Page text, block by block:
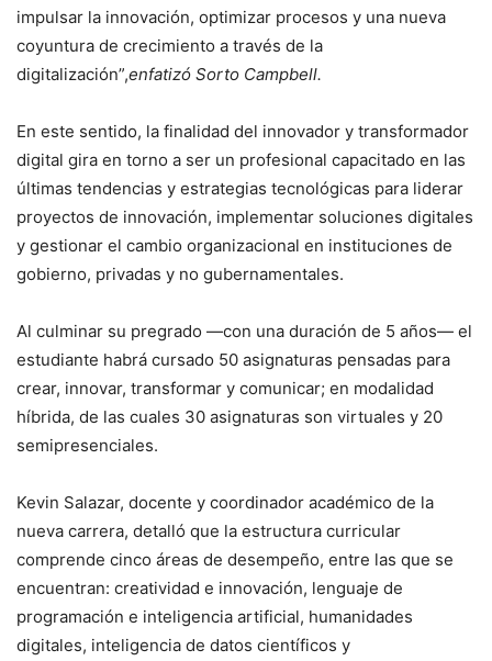
impulsar la innovación, optimizar procesos y una nueva
coyuntura de crecimiento a través de la
digitalización”,enfatizó Sorto Campbell.
En este sentido, la finalidad del innovador y transformador
digital gira en torno a ser un profesional capacitado en las
últimas tendencias y estrategias tecnológicas para liderar
proyectos de innovación, implementar soluciones digitales
y gestionar el cambio organizacional en instituciones de
gobierno, privadas y no gubernamentales.
Al culminar su pregrado —con una duración de 5 años— el
estudiante habrá cursado 50 asignaturas pensadas para
crear, innovar, transformar y comunicar; en modalidad
híbrida, de las cuales 30 asignaturas son virtuales y 20
semipresenciales.
Kevin Salazar, docente y coordinador académico de la
nueva carrera, detalló que la estructura curricular
comprende cinco áreas de desempeño, entre las que se
encuentran: creatividad e innovación, lenguaje de
programación e inteligencia artificial, humanidades
digitales, inteligencia de datos científicos y